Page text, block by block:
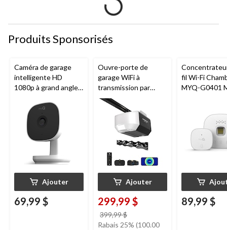
Produits Sponsorisés
Caméra de garage
intelligente HD
1080p à grand angle
nocturne, résistante
aux intempéries
Ajouter
69,99 $
Ouvre-porte de
garage WiFi à
transmission par
chaîne de 1/2 HP
Chamberlain
Ajouter
299,99 $
399,99 $
était
Rabais 25% (100.00
fil Wi-Fi
MYQ-G0401
89,99 $